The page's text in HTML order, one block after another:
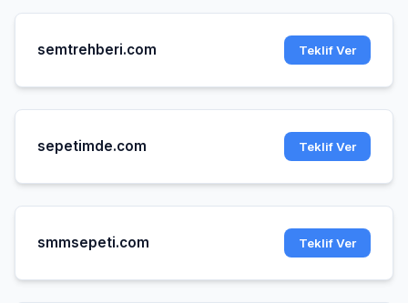
semtrehberi.com Teklif Ver
sepetimde.com Teklif Ver
smmsepeti.com Teklif Ver